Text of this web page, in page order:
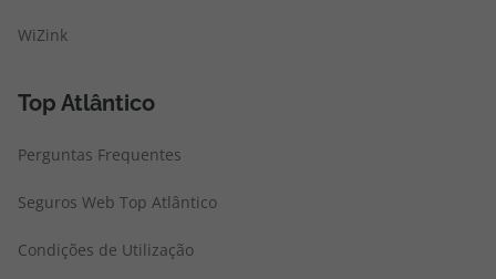
WiZink
Top Atlântico
Perguntas Frequentes
Seguros Web Top Atlântico
Condições de Utilização